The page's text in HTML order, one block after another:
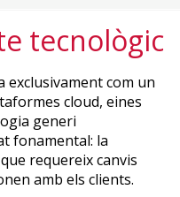
tecnològic
com un
cloud, eines
generi
fonamental: la
requereix canvis
amb els clients.